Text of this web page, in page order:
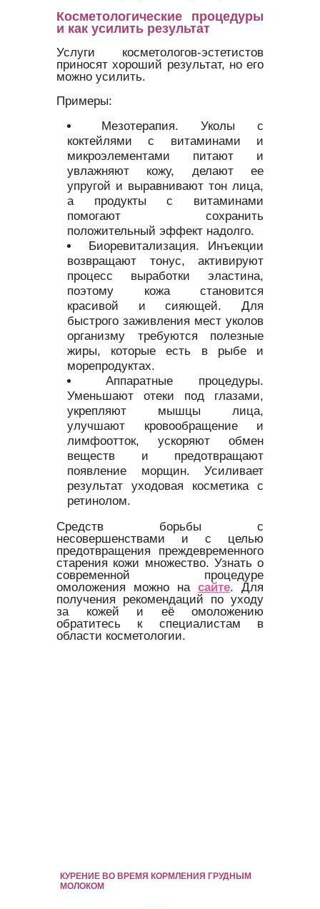
Косметологические процедуры
и как усилить результат
Услуги косметологов-эстетистов
приносят хороший результат, но его
можно усилить.
Примеры:
Мезотерапия. Уколы с
коктейлями с витаминами и
микроэлементами питают и
увлажняют кожу, делают ее
упругой и выравнивают тон лица,
а продукты с витаминами
помогают сохранить
положительный эффект надолго.
Биоревитализация. Инъекции
возвращают тонус, активируют
процесс выработки эластина,
поэтому кожа становится
красивой и сияющей. Для
быстрого заживления мест уколов
организму требуются полезные
жиры, которые есть в рыбе и
морепродуктах.
Аппаратные процедуры.
Уменьшают отеки под глазами,
укрепляют мышцы лица,
улучшают кровообращение и
лимфоотток, ускоряют обмен
веществ и предотвращают
появление морщин. Усиливает
результат уходовая косметика с
ретинолом.
Средств борьбы с
несовершенствами и с целью
предотвращения преждевременного
старения кожи множество. Узнать о
современной процедуре
омоложения можно на сайте. Для
получения рекомендаций по уходу
за кожей и её омоложению
обратитесь к специалистам в
области косметологии.
КУРЕНИЕ ВО ВРЕМЯ КОРМЛЕНИЯ ГРУДНЫМ
МОЛОКОМ